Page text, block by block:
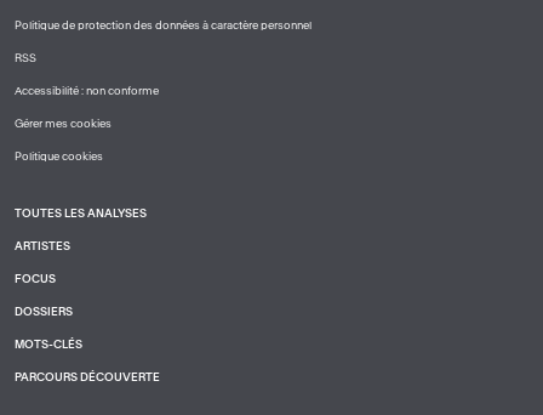
Politique de protection des données à caractère personnel
RSS
Accessibilité : non conforme
Gérer mes cookies
Politique cookies
DE
PAGE
2
TOUTES LES ANALYSES
ARTISTES
FOCUS
DOSSIERS
MOTS-CLÉS
PARCOURS DÉCOUVERTE